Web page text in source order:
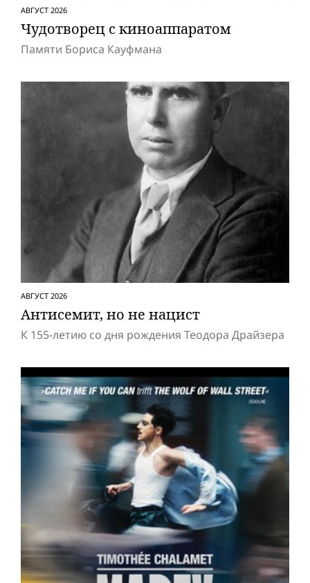
АВГУСТ 2026
Чудотворец с киноаппаратом
Памяти Бориса Кауфмана
АВГУСТ 2026
Антисемит, но не нацист
К 155-летию со дня рождения Теодора Драйзера